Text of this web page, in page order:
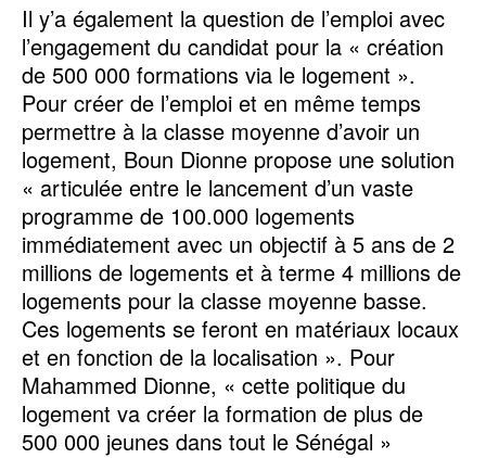
Il y’a également la question de l’emploi avec
l’engagement du candidat pour la « création
de 500 000 formations via le logement ».
Pour créer de l’emploi et en même temps
permettre à la classe moyenne d’avoir un
logement, Boun Dionne propose une solution
« articulée entre le lancement d’un vaste
programme de 100.000 logements
immédiatement avec un objectif à 5 ans de 2
millions de logements et à terme 4 millions de
logements pour la classe moyenne basse.
Ces logements se feront en matériaux locaux
et en fonction de la localisation ». Pour
Mahammed Dionne, « cette politique du
logement va créer la formation de plus de
500 000 jeunes dans tout le Sénégal »